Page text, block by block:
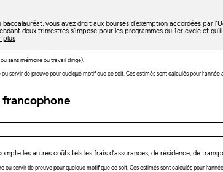
vous avez droit aux bourses d’exemption accordées par
deux trimestres s’impose pour les programmes du 1er cycle et
plus
sans mémoire ou travail dirigé).
servir de preuve pour quelque motif que ce soit. Ces estimés sont calculés pour
les autres coûts tels les frais d’assurances, de résidence, de
servir de preuve pour quelque motif que ce soit. Ces estimés sont calculés pour